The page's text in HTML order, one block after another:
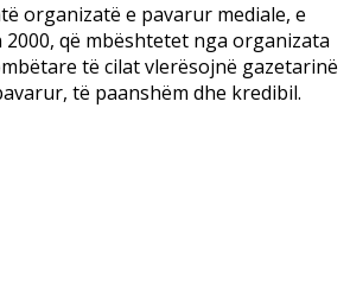
organizatë e pavarur mediale, e
që mbështetet nga organizata
të cilat vlerësojnë gazetarinë
të paanshëm dhe kredibil.